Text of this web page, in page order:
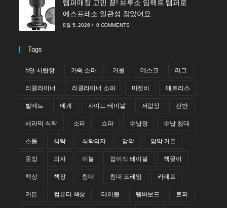
템퍼매장 고민 끝! 브루소 임팩트 탬퍼로
에스프레소 일관성 잡았어요
8월 5, 2026 / 0 COMMENTS
Tags
5단 서랍장 가죽 소파 거울 데스크 러그
리클라이너 리클라이너 소파 마켓비 매트리스
발매트 베개 사이드 테이블 서랍장 선반
세라믹 식탁 소파 쇼파 수납장 수납 침대
스툴 식탁 식탁의자 암막 암막 커튼
옷장 의자 이불 접이식 테이블 책꽂이
책상 책장 침대 침대 프레임 카페트
커튼 컴퓨터 책상 테이블 템바보드 토퍼